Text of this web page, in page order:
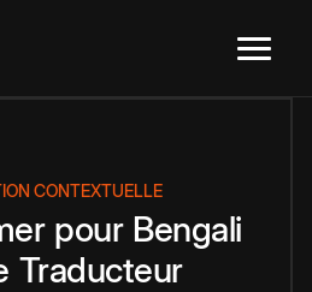
CONTEXTUELLE
pour Bengali
Traducteur